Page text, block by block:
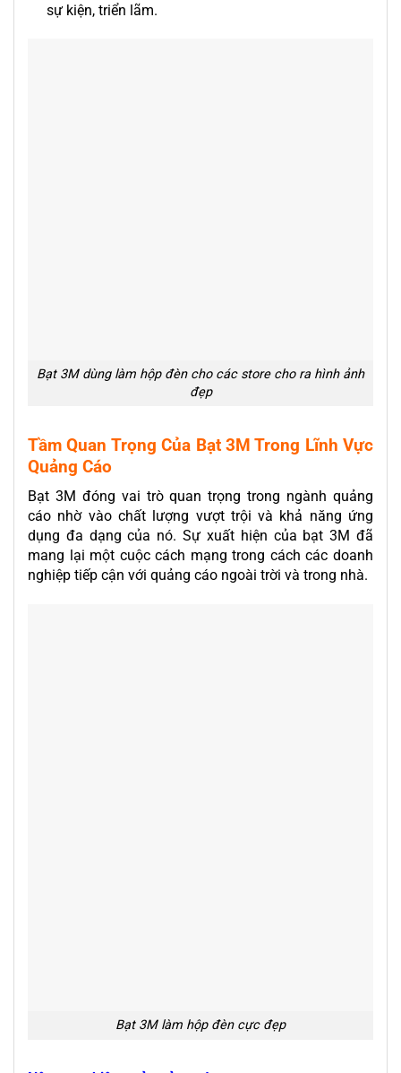
sự kiện, triển lãm.
Bạt 3M dùng làm hộp đèn cho các store cho ra hình ảnh
đẹp
Tầm Quan Trọng Của Bạt 3M Trong Lĩnh Vực
Quảng Cáo
Bạt 3M đóng vai trò quan trọng trong ngành quảng
cáo nhờ vào chất lượng vượt trội và khả năng ứng
dụng đa dạng của nó. Sự xuất hiện của bạt 3M đã
mang lại một cuộc cách mạng trong cách các doanh
nghiệp tiếp cận với quảng cáo ngoài trời và trong nhà.
Bạt 3M làm hộp đèn cực đẹp